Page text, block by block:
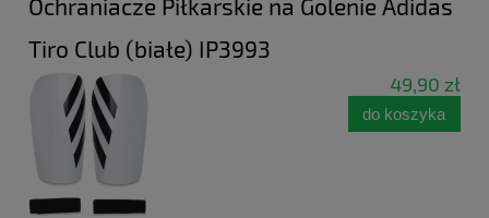
Ochraniacze Piłkarskie na Golenie Adidas
Tiro Club (białe) IP3993
49,90 zł
do koszyka